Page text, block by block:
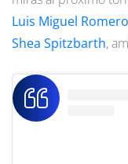
Luis Miguel Romero
Shea Spitzbarth,